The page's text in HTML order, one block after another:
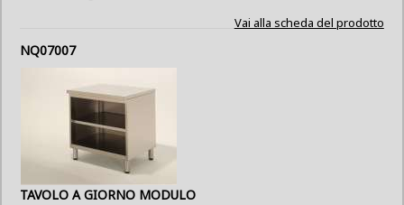
Vai alla scheda del prodotto
NQ07007
TAVOLO A GIORNO MODULO